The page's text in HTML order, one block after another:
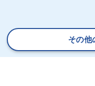
その他